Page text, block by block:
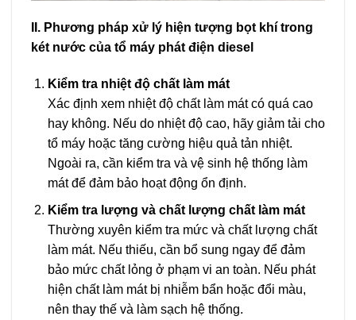
II. Phương pháp xử lý hiện tượng bọt khí trong
két nước của tổ máy phát điện diesel
Kiểm tra nhiệt độ chất làm mát
Xác định xem nhiệt độ chất làm mát có quá cao
hay không. Nếu do nhiệt độ cao, hãy giảm tải cho
tổ máy hoặc tăng cường hiệu quả tản nhiệt.
Ngoài ra, cần kiểm tra và vệ sinh hệ thống làm
mát để đảm bảo hoạt động ổn định.
Kiểm tra lượng và chất lượng chất làm mát
Thường xuyên kiểm tra mức và chất lượng chất
làm mát. Nếu thiếu, cần bổ sung ngay để đảm
bảo mức chất lỏng ở phạm vi an toàn. Nếu phát
hiện chất làm mát bị nhiễm bẩn hoặc đổi màu,
nên thay thế và làm sạch hệ thống.